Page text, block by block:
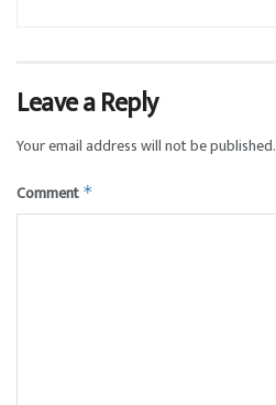
Leave a Reply
Your email address will not be published.
Comment *